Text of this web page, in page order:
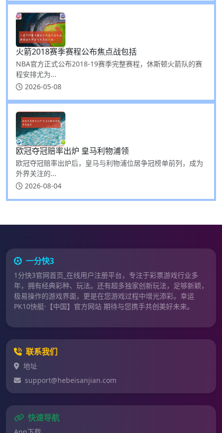
火箭2018赛季赛程公布焦点战包括
NBA官方正式公布2018-19赛季完整赛程，休斯顿火箭队的赛
程安排尤为...
2026-05-08
欧冠夺冠赔率出炉 皇马利物浦领
欧冠夺冠赔率出炉后，皇马与利物浦位居争冠榜单前列，成为
外界关注的...
2026-08-04
一分快3
1分快3官网首页_在线用户注册平台，专注于彩票游戏行业多
年，拥有经典彩种、玩法。还有超多独家创新玩法，足够新颖，
极易操作的游戏界面，更是在您游戏过程中增光添彩。幸运
PK10快艇·【中国】官方网站 期待与您携手共创美好未来。
联系我们
地址
support@hebeisanjian.com
快速导航